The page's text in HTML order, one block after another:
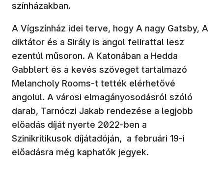
színházakban.
A Vígszínház idei terve, hogy A nagy Gatsby, A
diktátor és a Sirály is angol felirattal lesz
ezentúl műsoron. A Katonában a Hedda
Gabblert és a kevés szöveget tartalmazó
Melancholy Rooms-t tették elérhetővé
angolul. A városi elmagányosodásról szóló
darab, Tarnóczi Jakab rendezése a legjobb
előadás díját nyerte 2022-ben a
Szinikritikusok díjátadóján, a februári 19-i
előadásra még kaphatók jegyek.